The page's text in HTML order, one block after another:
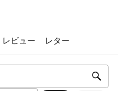
レビュー レター